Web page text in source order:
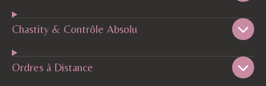
Chastity & Contrôle Absolu
Ordres à Distance